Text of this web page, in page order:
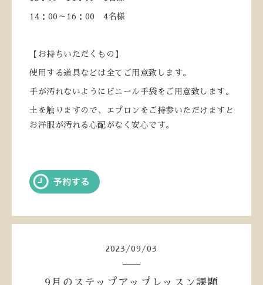
14：00～16：00 4名様
【お持ちいただくもの】
使用する道具などは全てご用意致します。
手が汚れないようにビニール手袋をご用意致します。
土を触りますので、エプロンをご持参いただけますと
お洋服が汚れる心配がなく安心です。
2023 /09 /03
9月のステップアップレッスン課題